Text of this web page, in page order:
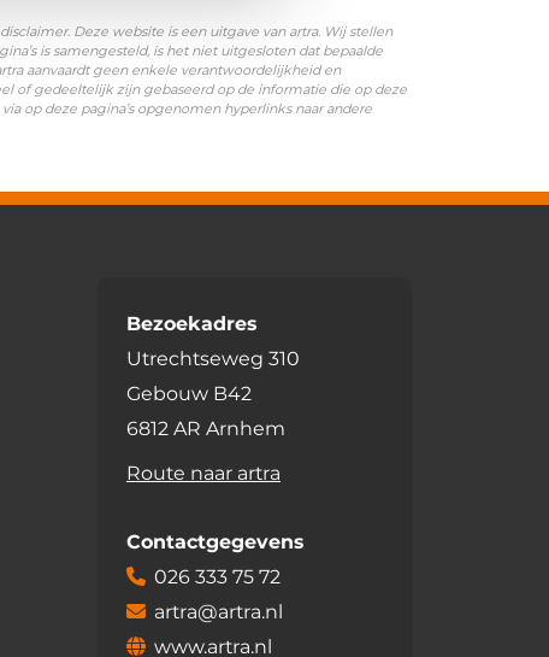
Deze website is een uitgave van artra. Wij stellen
is samengesteld, is het niet uitgesloten dat bepaalde
aanvaardt geen enkele verantwoordelijkheid en
of gedeeltelijk zijn gebaseerd op de informatie die op deze
op deze pagina’s opgenomen hyperlinks naar andere
Bezoekadres
Utrechtseweg 310
Gebouw B42
6812 AR Arnhem
Route naar artra
Contactgegevens
026 333 75 72
artra@artra.nl
www.artra.nl